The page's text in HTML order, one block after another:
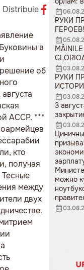
Distribuie
в
об
АССР. ***
кто
получая
Тесные
между
двух
РУКИ
РУКИ
3
можно